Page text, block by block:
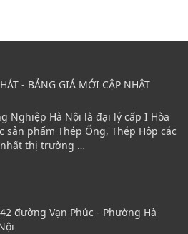
Nghiệp Hà Nội là đại lý cấp I Hòa
sản phẩm Thép Ống, Thép Hộp các
thị trường …
đường Vạn Phúc - Phường Hà